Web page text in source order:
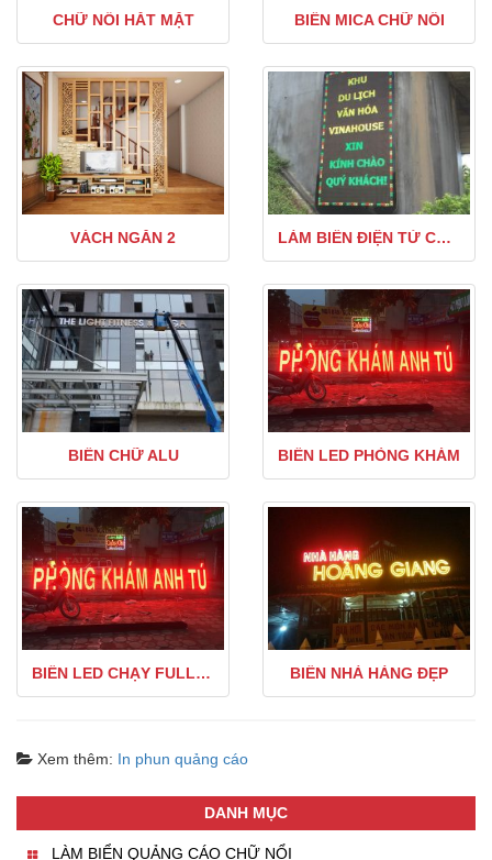
CHỮ NỔI HẮT MẶT BIỂN MICA CHỮ NỔI
VÁCH NGĂN 2 LÀM BIỂN ĐIỆN TỬ CHỮ CHẠY
BIỂN CHỮ ALU BIỂN LED PHÒNG KHÁM
BIỂN LED CHẠY FULL CHỮ BIỂN NHÀ HÀNG ĐẸP
Xem thêm: In phun quảng cáo
DANH MỤC
LÀM BIỂN QUẢNG CÁO CHỮ NỔI